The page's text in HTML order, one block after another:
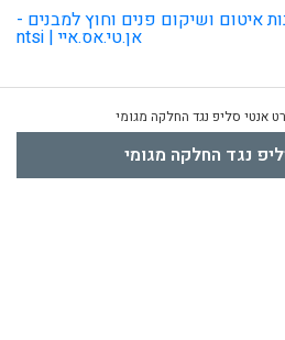
אנטי סליפ נגד החלקה מגומי
נגד החלקה מגומי